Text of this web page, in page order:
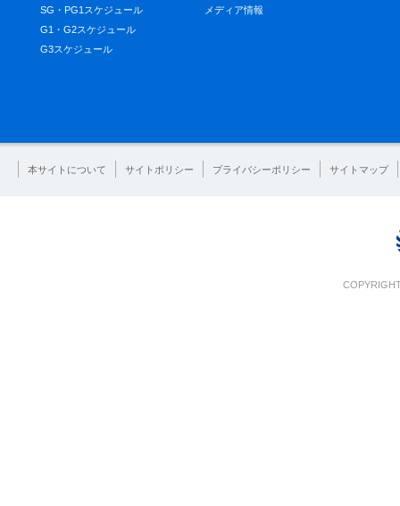
SG・PG1スケジュール
G1・G2スケジュール
G3スケジュール
メディア情報
本サイトについて サイトポリシー プライバシーポリシー サイトマップ